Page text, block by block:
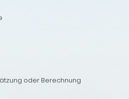
oder Berechnung